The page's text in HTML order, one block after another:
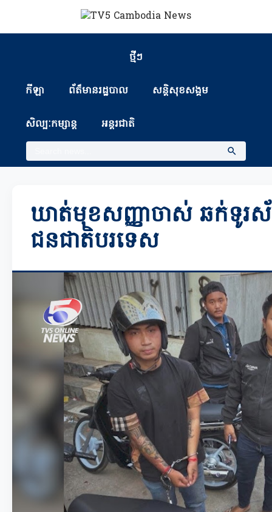
ថ្មីៗ
កីឡា ព័ត៏មានរដ្ឋបាល សន្តិសុខសង្គម
សិល្បៈកម្សាន្ត អន្តរជាតិ
ឃាត់មុខសញ្ញាចាស់ ឆក់ទូរស័ព្
ជនជាតិបរទេស